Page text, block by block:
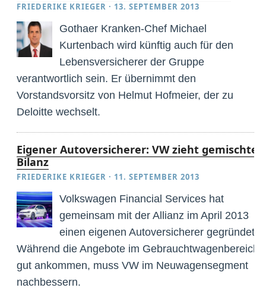
FRIEDERIKE KRIEGER · 13. SEPTEMBER 2013
Gothaer Kranken-Chef Michael
Kurtenbach wird künftig auch für den
Lebensversicherer der Gruppe
verantwortlich sein. Er übernimmt den
Vorstandsvorsitz von Helmut Hofmeier, der zu
Deloitte wechselt.
Eigener Autoversicherer: VW zieht gemischte
Bilanz
FRIEDERIKE KRIEGER · 11. SEPTEMBER 2013
Volkswagen Financial Services hat
gemeinsam mit der Allianz im April 2013
einen eigenen Autoversicherer gegründet.
Während die Angebote im Gebrauchtwagenbereich
gut ankommen, muss VW im Neuwagensegment
nachbessern.